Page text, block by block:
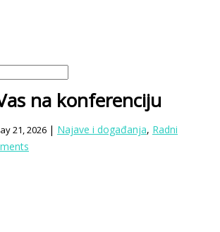
na konferenciju
21, 2026 | Najave i događanja, Radni